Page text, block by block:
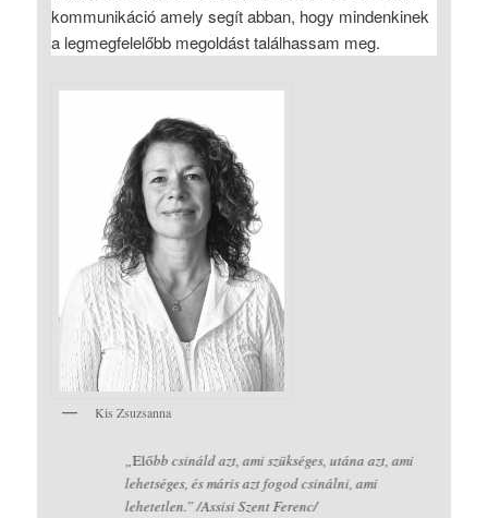
kommunikáció amely segít abban, hogy mindenkinek
a legmegfelelőbb megoldást találhassam meg.
Kis Zsuzsanna
Előbb csináld azt, ami szükséges, utána azt, ami
lehetséges, és máris azt fogod csinálni, ami
lehetetlen.” /Assisi Szent Ferenc/